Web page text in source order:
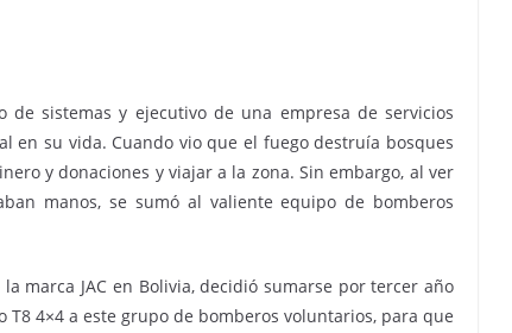
de sistemas y ejecutivo de una empresa de servicios
en su vida. Cuando vio que el fuego destruía bosques
y donaciones y viajar a la zona. Sin embargo, al ver
manos, se sumó al valiente equipo de bomberos
marca JAC en Bolivia, decidió sumarse por tercer año
T8 4×4 a este grupo de bomberos voluntarios, para que